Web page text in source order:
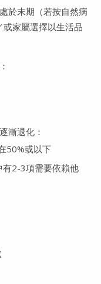
於末期（若按自然病
家屬選擇以生活品
漸退化：
50%或以下
有2-3項需要依賴他